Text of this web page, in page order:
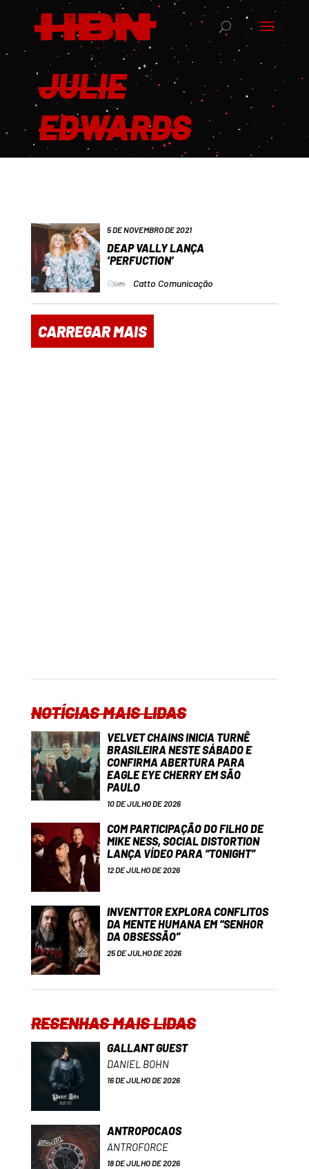
JULIE
EDWARDS
5 DE NOVEMBRO DE 2021
DEAP VALLY LANÇA
‘PERFUCTION’
Catto Comunicação
CARREGAR MAIS
NOTÍCIAS MAIS LIDAS
VELVET CHAINS INICIA TURNÊ
BRASILEIRA NESTE SÁBADO E
CONFIRMA ABERTURA PARA
EAGLE EYE CHERRY EM SÃO
PAULO
10 DE JULHO DE 2026
COM PARTICIPAÇÃO DO FILHO DE
MIKE NESS, SOCIAL DISTORTION
LANÇA VÍDEO PARA “TONIGHT”
12 DE JULHO DE 2026
INVENTTOR EXPLORA CONFLITOS
DA MENTE HUMANA EM “SENHOR
DA OBSESSÃO”
25 DE JULHO DE 2026
RESENHAS MAIS LIDAS
GALLANT GUEST
DANIEL BOHN
16 DE JULHO DE 2026
ANTROPOCAOS
ANTROFORCE
18 DE JULHO DE 2026